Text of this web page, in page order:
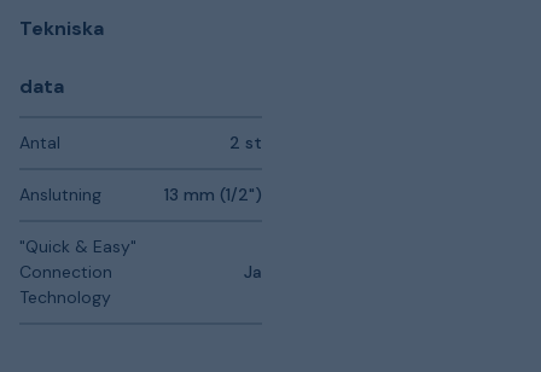
Tekniska
data
Antal 2 st
Anslutning 13 mm (1/2")
"Quick & Easy"
Connection
Technology
Ja